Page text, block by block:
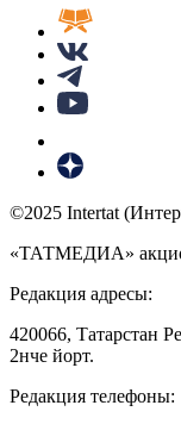
©2025 Intertat
«ТАТМЕДИА»
Редакция адресы:
420066, Татарстан
2нче йорт.
Редакция телефоны: